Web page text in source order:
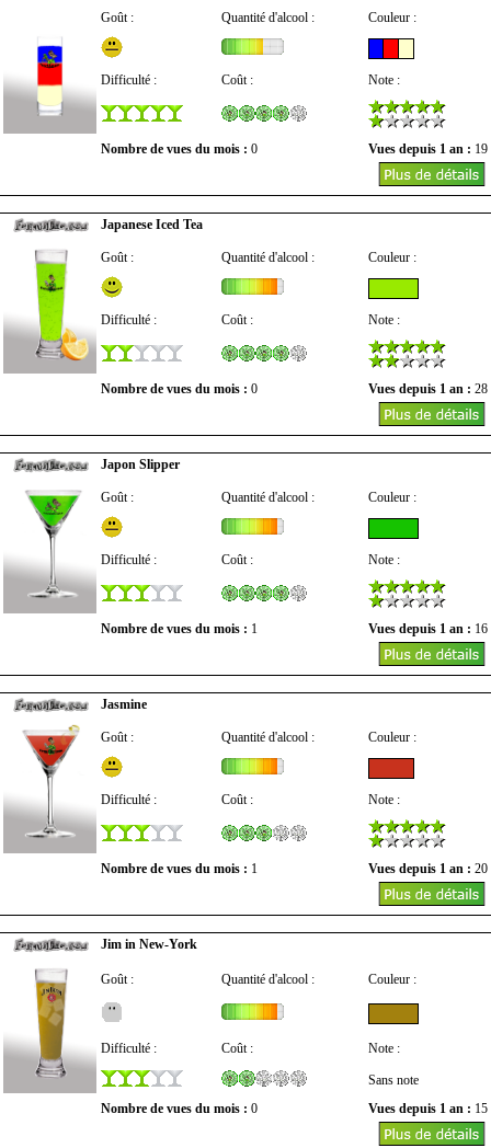
Goût : Quantité d'alcool : Couleur :
Difficulté : Coût : Note :
Nombre de vues du mois : 0 Vues depuis 1 an : 19
Japanese Iced Tea
Goût : Quantité d'alcool : Couleur :
Difficulté : Coût : Note :
Nombre de vues du mois : 0 Vues depuis 1 an : 28
Japon Slipper
Goût : Quantité d'alcool : Couleur :
Difficulté : Coût : Note :
Nombre de vues du mois : 1 Vues depuis 1 an : 16
Jasmine
Goût : Quantité d'alcool : Couleur :
Difficulté : Coût : Note :
Nombre de vues du mois : 1 Vues depuis 1 an : 20
Jim in New-York
Goût : Quantité d'alcool : Couleur :
Difficulté : Coût : Note :
Sans note
Nombre de vues du mois : 0 Vues depuis 1 an : 15